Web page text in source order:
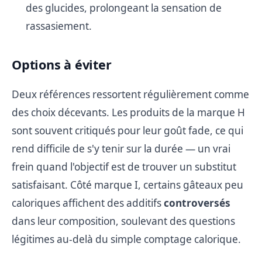
des glucides, prolongeant la sensation de
rassasiement.
Options à éviter
Deux références ressortent régulièrement comme
des choix décevants. Les produits de la marque H
sont souvent critiqués pour leur goût fade, ce qui
rend difficile de s'y tenir sur la durée — un vrai
frein quand l'objectif est de trouver un substitut
satisfaisant. Côté marque I, certains gâteaux peu
caloriques affichent des additifscontroversés
dans leur composition, soulevant des questions
légitimes au-delà du simple comptage calorique.